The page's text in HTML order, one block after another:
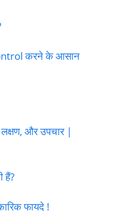
करने के आसान
और उपचार |
हैं?
फायदे !